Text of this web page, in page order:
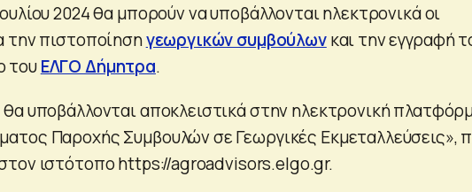
2024 θα μπορούν να υποβάλλονται ηλεκτρονικά οι
την πιστοποίησηγεωργικών συμβούλωνκαι την εγγραφή
τουΕΛΓΟ Δήμητρα.
θα υποβάλλονται αποκλειστικά στην ηλεκτρονική
Παροχής Συμβουλών σε Γεωργικές Εκμεταλλεύσεις»,
στον ιστότοπο https://agroadvisors.elgo.gr.